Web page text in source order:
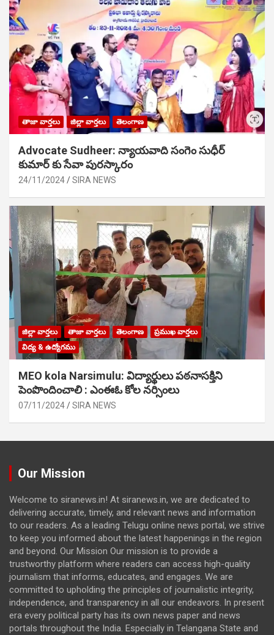
తాజా వార్తలు జిల్లా వార్తలు తెలంగాణ
Advocate Sudheer: న్యాయవాది సంగెం సుధీర్
కుమార్ కు సేవా పురస్కారం
24/11/2024 SIRA NEWS
జిల్లా వార్తలు తాజా వార్తలు తెలంగాణ
ప్రముఖ వార్తలు
విద్య & ఉద్యోగము
MEO kola Narsimulu: విద్యార్థులు పఠ‌నాసక్తిని
పెంపొందించాలి : ఎంఈఓ కోల నర్సింలు
07/11/2024 SIRA NEWS
Our Mission
Welcome to siranews.in! At siranews.in, we are dedicated to
delivering accurate, timely, and relevant news and information
to our readers. As a leading Telugu online news portal, we strive
to keep you informed about the latest happenings in the region
and beyond. Our Mission Our mission is to provide a
trustworthy platform where readers can access high-quality
journalism that informs, educates, and engages. We are
committed to upholding the principles of journalistic integrity,
independence, and transparency in all our endeavors. In present
era every political party has its own news paper and news
portals throughout the India. Especially in Telangana State and